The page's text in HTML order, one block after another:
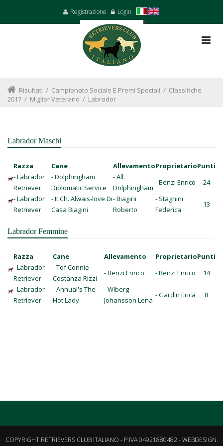
Registrazione Login
Risultati / Campionato Sociale E Premi Speciali / Classifiche
2017 / Miglior Veterano / Labrador
Labrador Maschi
Razza Cane AllevamentoProprietarioPunti
- Labrador
Retriever
- Dolphingham
Diplomatic Service
- All.
Dolphingham
- Benzi Enrico
24
- Labrador
Retriever
- It.Ch. Alwais-love Di
Casa Biagini
- Biagini
Roberto
- Stagnini
Federica
13
Labrador Femmine
Razza Cane Allevamento ProprietarioPunti
- Labrador
Retriever
- Tdf Connie
Costanza Rizzi
- Benzi Enrico - Benzi Enrico
14
- Labrador
Retriever
- Annual's The
Hot Lady
- Wiberg-
Johansson Lena
- Gardin Erica 8
COPYRIGHT RETRIEVERS CLUB ITALIANO - P.IVA 04921880482 - WEBDESIGN: